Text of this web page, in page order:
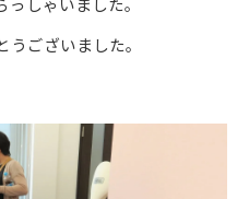
ございました。